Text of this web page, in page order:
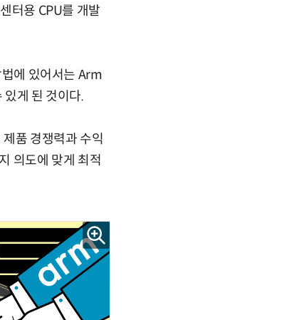
터용 CPU를 개발
에 있어서는 Arm
게 된 것이다.
품 경쟁력과 수익
의도에 맞게 최적